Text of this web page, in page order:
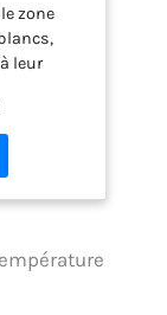
zone
leur
à 12°C
rosés ;
12°C à
sur